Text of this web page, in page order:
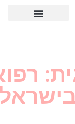
בישראל